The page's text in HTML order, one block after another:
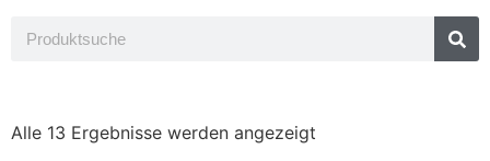
Alle 13 Ergebnisse werden angezeigt